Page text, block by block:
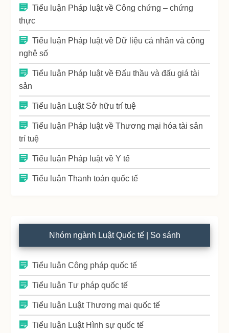
Tiểu luận Pháp luật về Công chứng – chứng
thực
Tiểu luận Pháp luật về Dữ liệu cá nhân và công
nghệ số
Tiểu luận Pháp luật về Đấu thầu và đấu giá tài
sản
Tiểu luận Luật Sở hữu trí tuệ
Tiểu luận Pháp luật về Thương mại hóa tài sản
trí tuệ
Tiểu luận Pháp luật về Y tế
Tiểu luận Thanh toán quốc tế
Nhóm ngành Luật Quốc tế | So sánh
Tiểu luận Công pháp quốc tế
Tiểu luận Tư pháp quốc tế
Tiểu luận Luật Thương mại quốc tế
Tiểu luận Luật Hình sự quốc tế